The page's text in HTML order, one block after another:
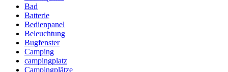
Bad
Batterie
Bedienpanel
Beleuchtung
Bugfenster
Camping
campingplatz
Campingplätze